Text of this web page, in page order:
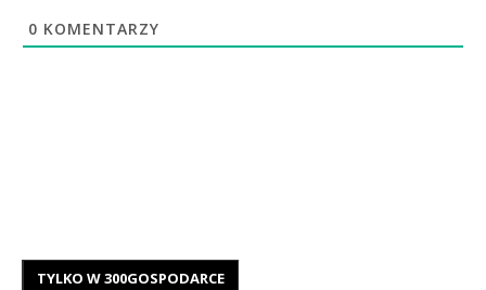
0 KOMENTARZY
TYLKO W 300GOSPODARCE